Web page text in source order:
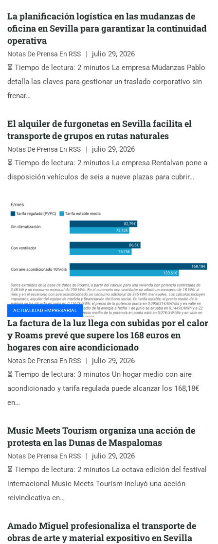
La planificación logística en las mudanzas de
oficina en Sevilla para garantizar la continuidad
operativa
Notas De Prensa En RSS
julio 29, 2026
⏳ Tiempo de lectura: 2 minutos La empresa Mudanzas Pablo
detalla las claves para gestionar un traslado corporativo sin
frenar…
El alquiler de furgonetas en Sevilla facilita el
transporte de grupos en rutas naturales
Notas De Prensa En RSS
julio 29, 2026
⏳ Tiempo de lectura: 2 minutos La empresa Rentalvan pone a
disposición vehículos de seis a nueve plazas para cubrir…
ACTUALIDAD EMPRESARIAL
La factura de la luz llega con subidas por el calor
y Roams prevé que supere los 168 euros en
hogares con aire acondicionado
Notas De Prensa En RSS
julio 29, 2026
⏳ Tiempo de lectura: 3 minutos Un hogar medio con aire
acondicionado y tarifa regulada puede alcanzar los 168,18€
en…
Music Meets Tourism organiza una acción de
protesta en las Dunas de Maspalomas
Notas De Prensa En RSS
julio 29, 2026
⏳ Tiempo de lectura: 2 minutos La octava edición del festival
internacional Music Meets Tourism incluyó una acción
reivindicativa en…
Amado Miguel profesionaliza el transporte de
obras de arte y material expositivo en Sevilla